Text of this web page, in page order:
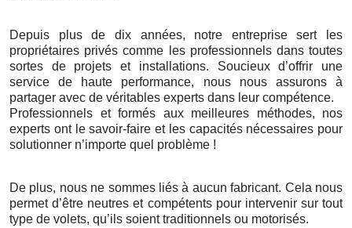
Depuis plus de dix années, notre entreprise sert les
propriétaires privés comme les professionnels dans toutes
sortes de projets et installations. Soucieux d’offrir une
service de haute performance, nous nous assurons à
partager avec de véritables experts dans leur compétence.
Professionnels et formés aux meilleures méthodes, nos
experts ont le savoir-faire et les capacités nécessaires pour
solutionner n’importe quel problème !
De plus, nous ne sommes liés à aucun fabricant. Cela nous
permet d’être neutres et compétents pour intervenir sur tout
type de volets, qu’ils soient traditionnels ou motorisés.